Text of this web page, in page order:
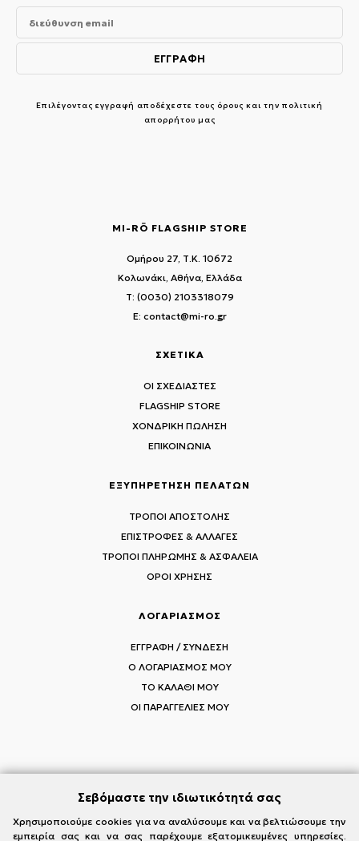
Επιλέγοντας εγγραφή αποδέχεστε τους όρους και την πολιτική
απορρήτου μας
MI-RŌ FLAGSHIP STORE
Ομήρου 27, Τ.Κ. 10672
Κολωνάκι, Αθήνα, Ελλάδα
T: (0030) 2103318079
E: contact@mi-ro.gr
ΣΧΕΤΙΚΑ
ΟΙ ΣΧΕΔΙΑΣΤΕΣ
FLAGSHIP STORE
ΧΟΝΔΡΙΚΗ ΠΩΛΗΣΗ
ΕΠΙΚΟΙΝΩΝΙΑ
ΕΞΥΠΗΡΕΤΗΣΗ ΠΕΛΑΤΩΝ
ΤΡΟΠΟΙ ΑΠΟΣΤΟΛΗΣ
ΕΠΙΣΤΡΟΦΕΣ & ΑΛΛΑΓΕΣ
ΤΡΟΠΟΙ ΠΛΗΡΩΜΗΣ & ΑΣΦΑΛΕΙΑ
ΟΡΟΙ ΧΡΗΣΗΣ
ΛΟΓΑΡΙΑΣΜΟΣ
ΕΓΓΡΑΦΗ / ΣΥΝΔΕΣΗ
Ο ΛΟΓΑΡΙΑΣΜΟΣ ΜΟΥ
ΤΟ ΚΑΛΑΘΙ ΜΟΥ
ΟΙ ΠΑΡΑΓΓΕΛΙΕΣ ΜΟΥ
Visit InstagramVisit FacebookVisit Vimeo
Σεβόμαστε την ιδιωτικότητά σας
Χρησιμοποιούμε cookies για να αναλύσουμε και να βελτιώσουμε την
εμπειρία σας και να σας παρέχουμε εξατομικευμένες υπηρεσίες.